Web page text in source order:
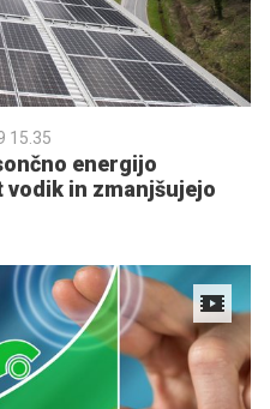
15.35
energijo
in zmanjšujejo